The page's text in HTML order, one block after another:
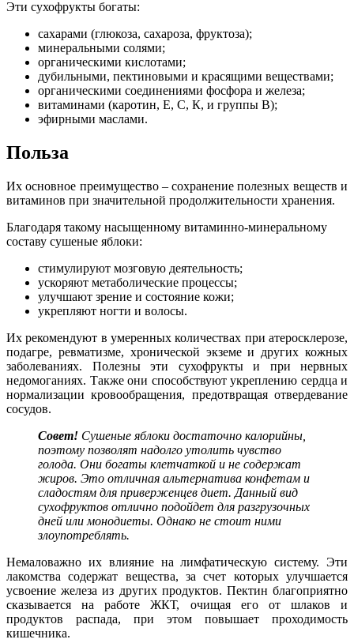
Эти сухофрукты богаты:
сахарами (глюкоза, сахароза, фруктоза);
минеральными солями;
органическими кислотами;
дубильными, пектиновыми и красящими веществами;
органическими соединениями фосфора и железа;
витаминами (каротин, Е, С, К, и группы В);
эфирными маслами.
Польза
Их основное преимущество – сохранение полезных веществ и
витаминов при значительной продолжительности хранения.
Благодаря такому насыщенному витаминно-минеральному
составу сушеные яблоки:
стимулируют мозговую деятельность;
ускоряют метаболические процессы;
улучшают зрение и состояние кожи;
укрепляют ногти и волосы.
Их рекомендуют в умеренных количествах при атеросклерозе,
подагре, ревматизме, хронической экземе и других кожных
заболеваниях. Полезны эти сухофрукты и при нервных
недомоганиях. Также они способствуют укреплению сердца и
нормализации кровообращения, предотвращая отвердевание
сосудов.
Совет! Сушеные яблоки достаточно калорийны,
поэтому позволят надолго утолить чувство
голода. Они богаты клетчаткой и не содержат
жиров. Это отличная альтернатива конфетам и
сладостям для приверженцев диет. Данный вид
сухофруктов отлично подойдет для разгрузочных
дней или монодиеты. Однако не стоит ними
злоупотреблять.
Немаловажно их влияние на лимфатическую систему. Эти
лакомства содержат вещества, за счет которых улучшается
усвоение железа из других продуктов. Пектин благоприятно
сказывается на работе ЖКТ, очищая его от шлаков и
продуктов распада, при этом повышает проходимость
кишечника.